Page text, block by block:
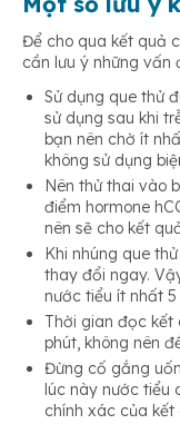
Để cho qua kết quả
cần lưu ý những vấn
Sử dụng que thử
sử dụng sau khi
bạn nên chờ ít
không sử dụng
Nên thử thai vào
điểm hormone
nên sẽ cho kết
Khi nhúng que
thay đổi ngay.
nước tiểu ít nhất
Thời gian đọc kết
phút, không nên
Đừng cố gắng
lúc này nước tiểu
chính xác của kết